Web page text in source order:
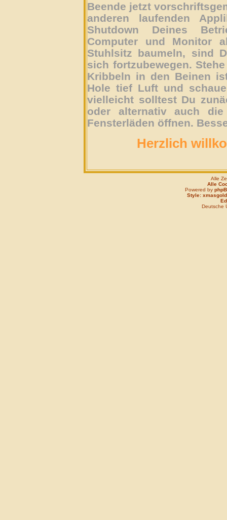
Beende jetzt
anderen laufenden
Shutdown Deines
Computer und Monitor
Stuhlsitz baumeln, sind
sich fortzubewegen.
Kribbeln in den Beinen
Hole tief Luft und
vielleicht solltest Du
oder alternativ auch
Fensterläden öffnen.
Herzlich
Alle
Alle
Powered by
Style: xmasgold
Deutsche